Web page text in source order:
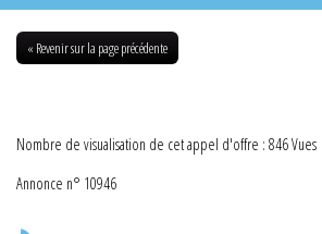
« Revenir sur la page précédente
Nombre de visualisation de cet appel d'offre : 846 Vues
Annonce n° 10946